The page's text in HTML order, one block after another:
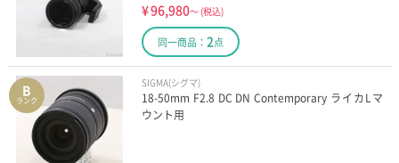
¥96,980～ (税込)
同一商品： 2点
B
ランク
SIGMA(シグマ)
18-50mm F2.8 DC DN Contemporary ライカLマ
ウント用